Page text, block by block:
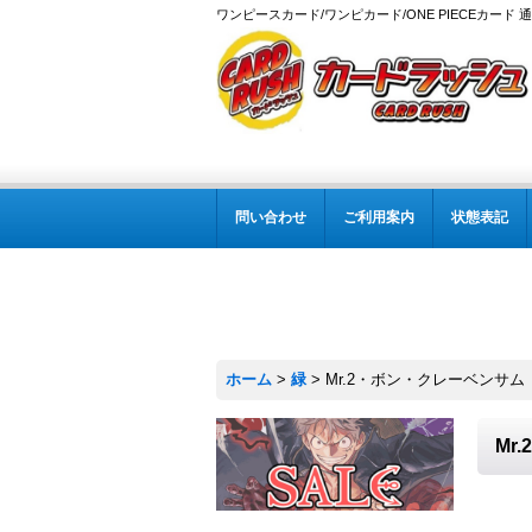
ワンピースカード/ワンピカード/ONE PIECEカード
問い合わせ ご利用案内 状態表記
ホーム > 緑 > Mr.2・ボン・クレーベンサム